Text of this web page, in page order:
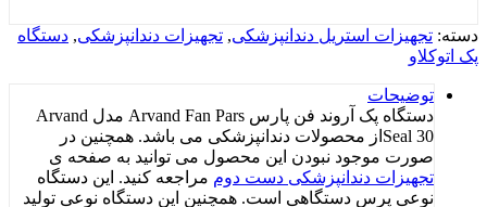
دسته: تجهیزات استریل دندانپزشکی, تجهیزات دندانپزشکی, دستگاه
پک اتوکلاو
توضیحات
دستگاه پک آروند فن پارس Arvand Fan Pars مدل Arvand
Seal 30از محصولات دندانپزشکی می باشد. همچنین در
صورت موجود نبودن این محصول می توانید به صفحه ی
تجهیزات دندانپزشکی دست دوم مراجعه کنید. این دستگاه
نوعی پرس دستگاهی است. همچنین این دستگاه نوعی تولید